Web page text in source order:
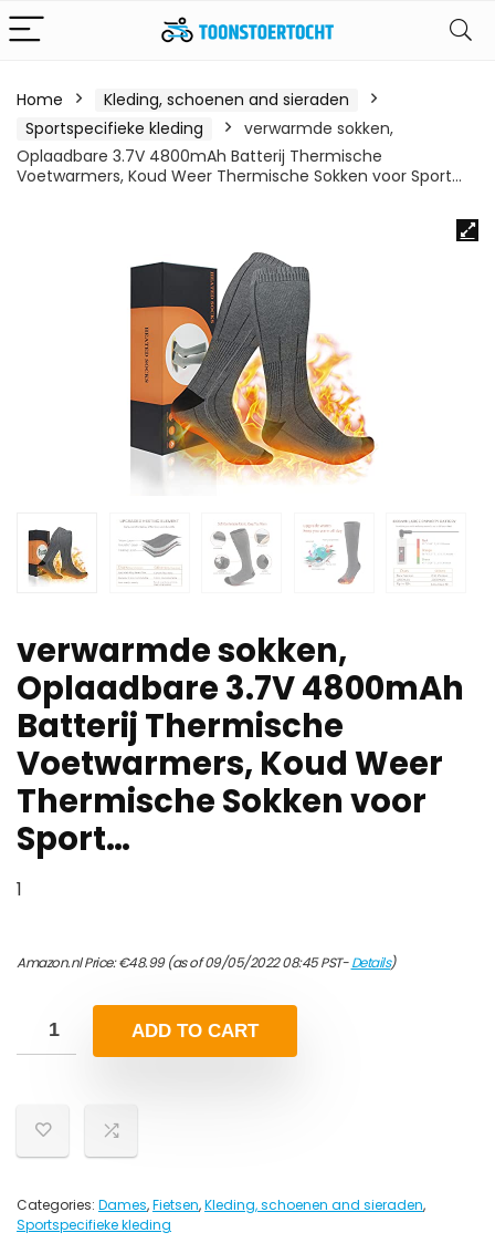
Home
Kleding, schoenen and sieraden
Sportspecifieke kleding
verwarmde sokken,
Oplaadbare 3.7V 4800mAh Batterij Thermische
Voetwarmers, Koud Weer Thermische Sokken voor Sport…
verwarmde sokken,
Oplaadbare 3.7V 4800mAh
Batterij Thermische
Voetwarmers, Koud Weer
Thermische Sokken voor
Sport…
1
Amazon.nl Price:€48.99(as of 09/05/2022 08:45 PST-Details)
ADD TO CART
Categories: Dames,Fietsen,Kleding, schoenen and sieraden,
Sportspecifieke kleding